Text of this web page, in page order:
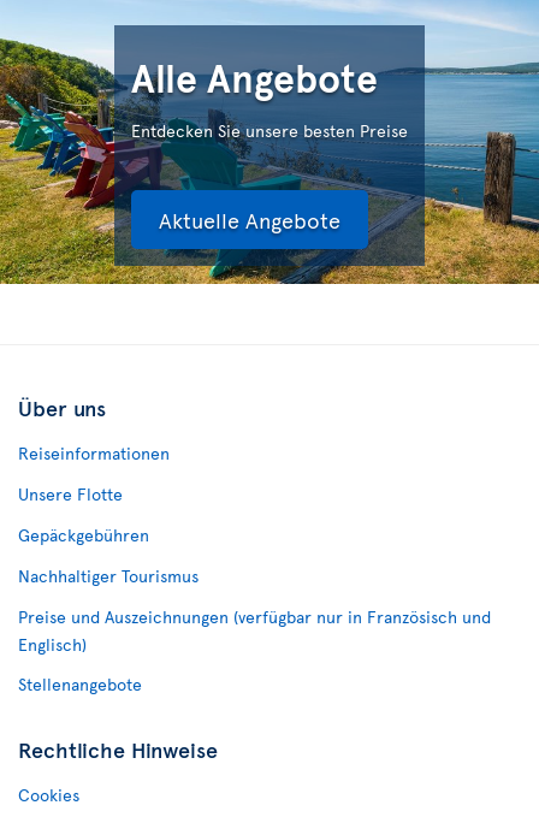
Alle Angebote
Entdecken Sie unsere besten Preise
Aktuelle Angebote
Über uns
Reiseinformationen
Unsere Flotte
Gepäckgebühren
Nachhaltiger Tourismus
Preise und Auszeichnungen (verfügbar nur in Französisch und
Englisch)
Stellenangebote
Rechtliche Hinweise
Cookies